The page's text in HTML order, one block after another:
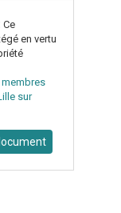
Ce
en vertu
membres
sur